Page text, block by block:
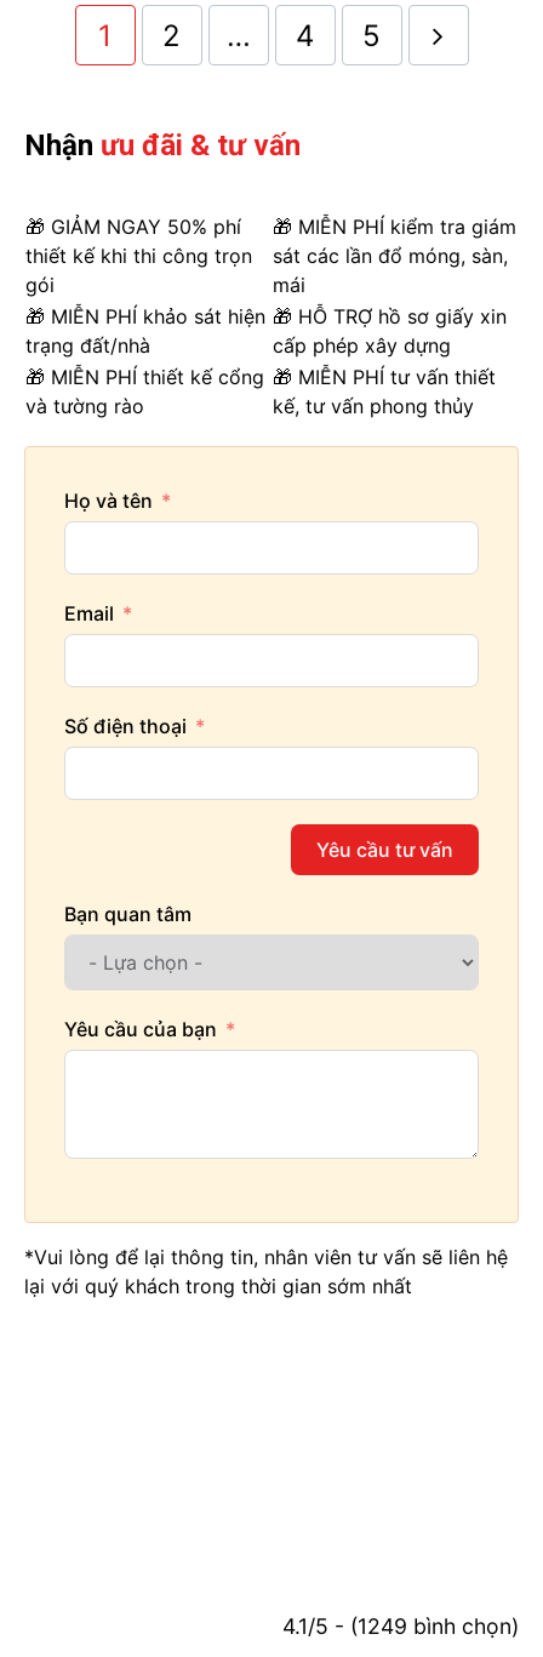
1 2 … 4 5
Nhận ưu đãi & tư vấn
🎁 GIẢM NGAY 50% phí
thiết kế khi thi công trọn
gói
🎁 MIỄN PHÍ kiểm tra giám
sát các lần đổ móng, sàn,
mái
🎁 MIỄN PHÍ khảo sát hiện
trạng đất/nhà
🎁 HỖ TRỢ hồ sơ giấy xin
cấp phép xây dựng
🎁 MIỄN PHÍ thiết kế cổng
và tường rào
🎁 MIỄN PHÍ tư vấn thiết
kế, tư vấn phong thủy
Họ và tên
Email
Số điện thoại
Yêu cầu tư vấn
Bạn quan tâm
Yêu cầu của bạn
*Vui lòng để lại thông tin, nhân viên tư vấn sẽ liên hệ
lại với quý khách trong thời gian sớm nhất
4.1/5 - (1249 bình chọn)